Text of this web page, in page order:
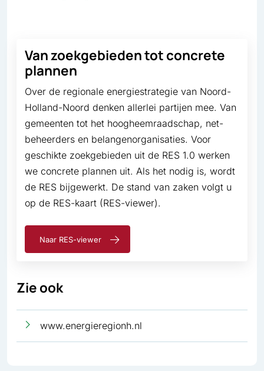
Van zoekgebieden tot concrete
plannen
Over de regionale energiestrategie van Noord-
Holland-Noord denken allerlei partijen mee. Van
gemeenten tot het hoogheemraadschap, net­
beheerders en belangenorganisaties. Voor
geschikte zoekgebieden uit de RES 1.0 werken
we concrete plannen uit. Als het nodig is, wordt
de RES bijgewerkt. De stand van zaken volgt u
op de RES-kaart (RES-viewer).
Naar RES-viewer
Zie ook
www.energieregionh.nl